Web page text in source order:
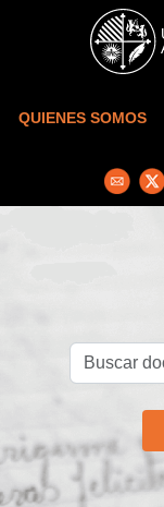
Skip to main content
QUIENES SOMOS